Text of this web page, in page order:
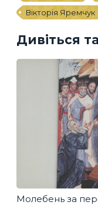
Вікторія Яремчук
Дивіться
Молебень за